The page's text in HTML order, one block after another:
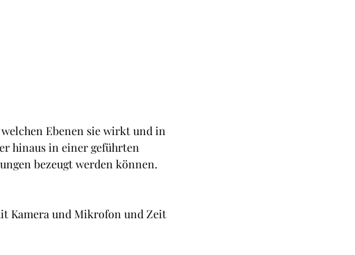
Ebenen sie wirkt und in
hinaus in einer geführten
bezeugt werden können.
Kamera und Mikrofon und Zeit